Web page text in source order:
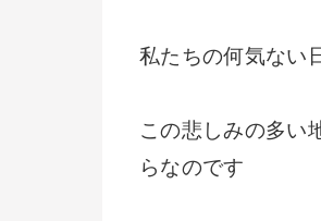
私たちの何気ない
この悲しみの多い
らなのです